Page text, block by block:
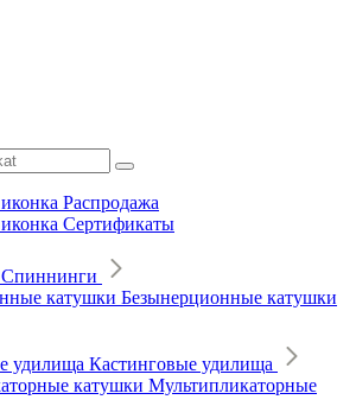
Распродажа
Сертификаты
Спиннинги
Безынерционные катушки
Кастинговые удилища
Мультипликаторные